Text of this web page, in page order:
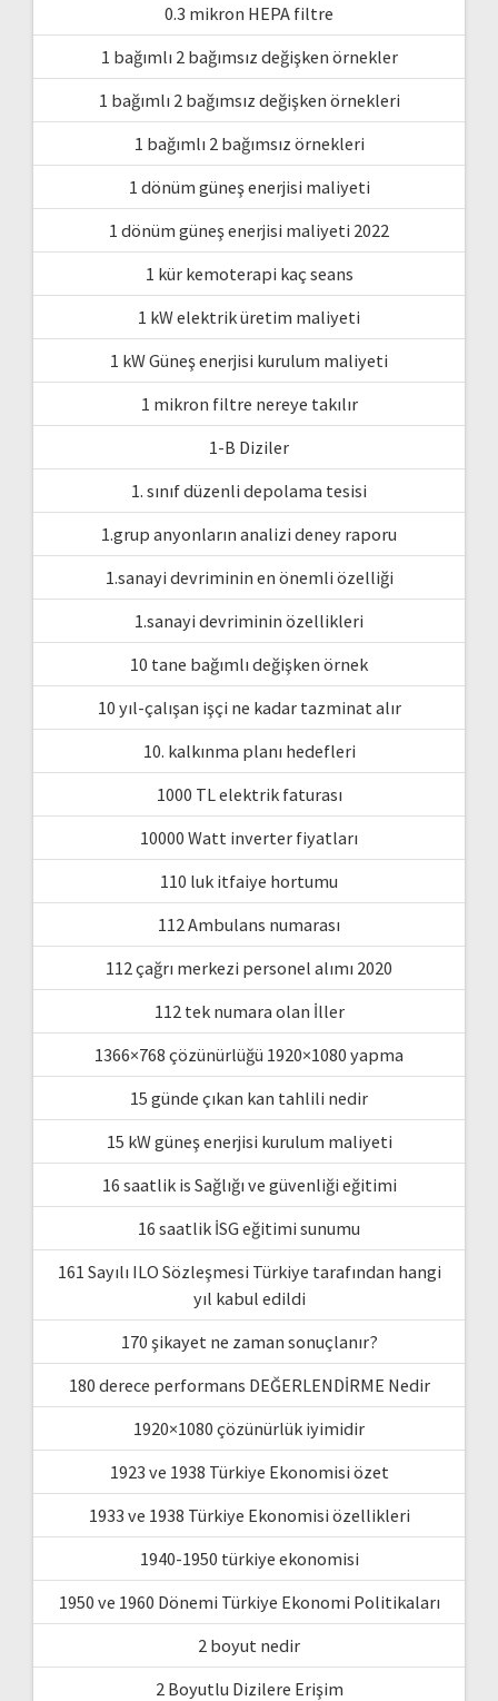
0.3 mikron HEPA filtre
1 bağımlı 2 bağımsız değişken örnekler
1 bağımlı 2 bağımsız değişken örnekleri
1 bağımlı 2 bağımsız örnekleri
1 dönüm güneş enerjisi maliyeti
1 dönüm güneş enerjisi maliyeti 2022
1 kür kemoterapi kaç seans
1 kW elektrik üretim maliyeti
1 kW Güneş enerjisi kurulum maliyeti
1 mikron filtre nereye takılır
1-B Diziler
1. sınıf düzenli depolama tesisi
1.grup anyonların analizi deney raporu
1.sanayi devriminin en önemli özelliği
1.sanayi devriminin özellikleri
10 tane bağımlı değişken örnek
10 yıl-çalışan işçi ne kadar tazminat alır
10. kalkınma planı hedefleri
1000 TL elektrik faturası
10000 Watt inverter fiyatları
110 luk itfaiye hortumu
112 Ambulans numarası
112 çağrı merkezi personel alımı 2020
112 tek numara olan İller
1366×768 çözünürlüğü 1920×1080 yapma
15 günde çıkan kan tahlili nedir
15 kW güneş enerjisi kurulum maliyeti
16 saatlik is Sağlığı ve güvenliği eğitimi
16 saatlik İSG eğitimi sunumu
161 Sayılı ILO Sözleşmesi Türkiye tarafından hangi
yıl kabul edildi
170 şikayet ne zaman sonuçlanır?
180 derece performans DEĞERLENDİRME Nedir
1920×1080 çözünürlük iyimidir
1923 ve 1938 Türkiye Ekonomisi özet
1933 ve 1938 Türkiye Ekonomisi özellikleri
1940-1950 türkiye ekonomisi
1950 ve 1960 Dönemi Türkiye Ekonomi Politikaları
2 boyut nedir
2 Boyutlu Dizilere Erişim